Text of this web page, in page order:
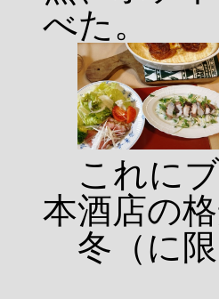
べた。
これにブ
本酒店の
冬（に限